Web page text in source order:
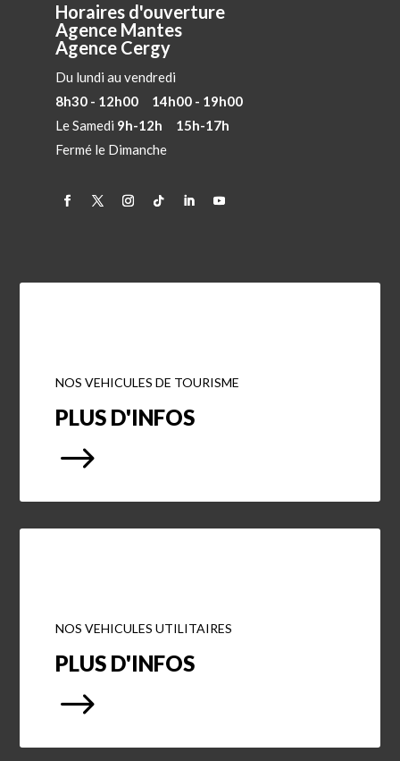
Horaires d'ouverture
Agence Mantes
Agence Cergy
Du lundi au vendredi
8h30 - 12h00 14h00 - 19h00
Le Samedi 9h-12h 15h-17h
Fermé le Dimanche
NOS VEHICULES DE TOURISME
PLUS D'INFOS
$
NOS VEHICULES UTILITAIRES
PLUS D'INFOS
$